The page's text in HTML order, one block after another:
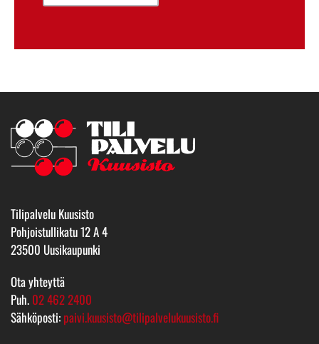
Tilipalvelu Kuusisto
Pohjoistullikatu 12 A 4
23500 Uusikaupunki
Ota yhteyttä
Puh. 02 462 2400
Sähköposti: paivi.kuusisto@tilipalvelukuusisto.fi